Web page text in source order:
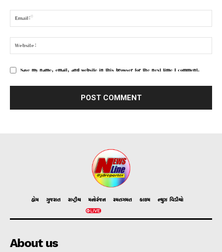
Save my name, email, and website in this browser for the next time I comment.
હોમ ગુજરાત રાષ્ટ્રીય મનોરંજન રમતગમત ક્રાઇમ ન્યુઝ વિડીયો
About us